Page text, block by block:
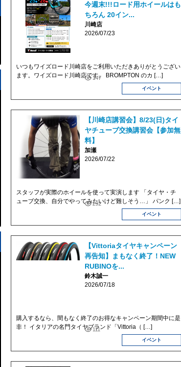
今週末!!!ロード用ホイールはも
ちろん 20イン...
川崎店
2026/07/23
147
イベント
いつもワイズロード川崎店をご利用いただきありがとうござい
ます。ワイズロード川崎店です。 BROMPTON のカ […]
【川崎店講習会】8/23(日)タイ
ヤチューブ交換講習会【参加無
料】
加瀬
2026/07/22
292
イベント
スタッフが実際のホイールを使って実演します 「タイヤ・チ
ューブ交換、自分でやってみたいけど難しそう…」 パンク […]
【Vittoriaタイヤキャンペーン
再告知】まもなく終了！NEW
RUBINOを...
鈴木誠一
2026/07/18
111
イベント
購入するなら、間もなく終了のお得なキャンペーン期間中に是
非！ イタリアの名門タイヤブランド「Vittoria（ […]